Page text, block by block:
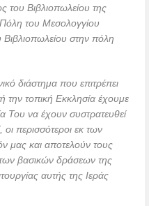
του Βιβλιοπωλείου της
του Μεσολογγίου
στην πόλη
διάστημα που επιτρέπει
τοπική Εκκλησία έχουμε
Του να έχουν συστρατευθεί
οι περισσότεροι εκ των
μας και αποτελούν τους
βασικών δράσεων της
αυτής της Ιεράς